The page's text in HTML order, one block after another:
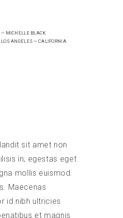
— MICHELLE BLACK
LOS ANGELES — CALIFORNIA
sit amet non
in, egestas eget
mollis euismod.
Maecenas
id nibh ultricies
et magnis